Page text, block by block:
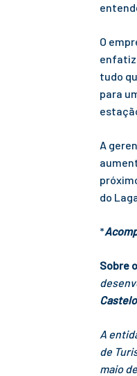
O
tudo
para
A
do
*
Sobre
A
de
maio